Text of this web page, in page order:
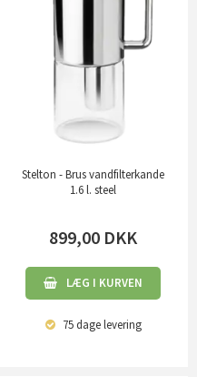
Stelton - Brus vandfilterkande
1.6 l. steel
899,00 DKK
LÆG I KURVEN
75 dagelevering